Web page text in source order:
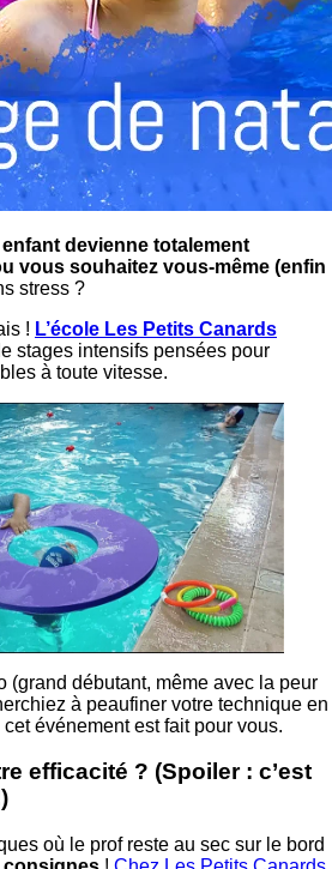
devienne totalement
vous souhaitez vous-même (enfin
stress ?
! L’école Les Petits Canards
stages intensifs pensées pour
à toute vitesse.
(grand débutant, même avec la peur
à peaufiner votre technique en
événement est fait pour vous.
efficacité ? (Spoiler : c’est
où le prof reste au sec sur le bord